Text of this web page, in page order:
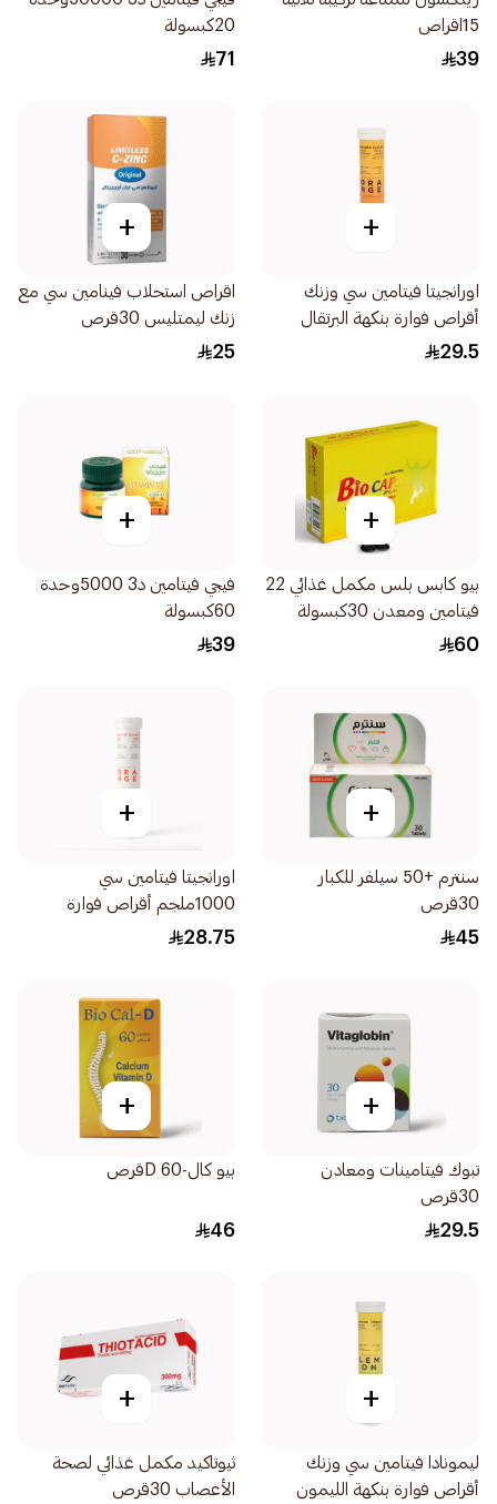
15اقراص
39
20كبسولة
71
+
اورانجيتا فيتامين سي وزنك
أقراص فوارة بنكهة البرتقال
20قرص
29.5
+
اقراص استحلاب فينامين سي مع
زنك ليمتليس 30قرص
25
+
بيو كابس بلس مكمل غذائي 22
فيتامين ومعدن 30كبسولة
60
+
فيجي فيتامين د3 5000وحدة
60كبسولة
39
+
سنترم +50 سيلفر للكبار
30قرص
45
+
اورانجيتا فيتامين سي
1000ملجم أقراص فوارة
20قرص
28.75
+
تبوك فيتامينات ومعادن
30قرص
29.5
+
بيو كال-D 60قرص
46
+
ليمونادا فيتامين سي وزنك
أقراص فوارة بنكهة الليمون
+
ثيوتاكيد مكمل غذائي لصحة
الأعصاب 30قرص